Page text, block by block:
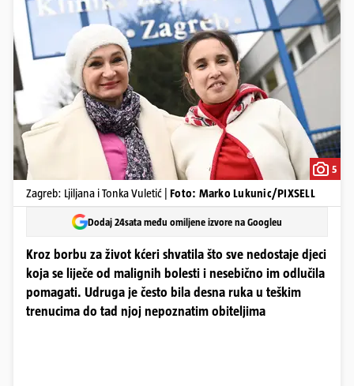
5
Zagreb: Ljiljana i Tonka Vuletić | Foto: Marko Lukunic/PIXSELL
Dodaj 24sata među omiljene izvore na Googleu
Kroz borbu za život kćeri shvatila što sve nedostaje djeci
koja se liječe od malignih bolesti i nesebično im odlučila
pomagati. Udruga je često bila desna ruka u teškim
trenucima do tad njoj nepoznatim obiteljima